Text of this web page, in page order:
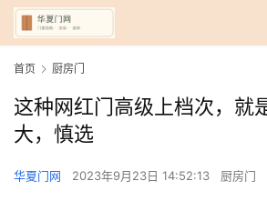
首页 厨房门
这种网红门高级上档次，就
大，慎选
华夏门网 2023年9月23日 14:52:13 厨房门